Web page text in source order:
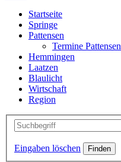
Startseite
Springe
Pattensen
Termine Pattensen
Hemmingen
Laatzen
Blaulicht
Wirtschaft
Region
Eingaben löschen